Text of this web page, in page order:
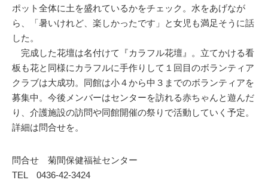
ポット全体に土を盛れているかをチェック。水をあげなが
ら、「暑いけれど、楽しかったです」と女児も満足そうに話
した。
完成した花壇は名付けて『カラフル花壇』。立てかける看
板も花と同様にカラフルに手作りして１回目のボランティア
クラブは大成功。同館は小４から中３までのボランティアを
募集中。今後メンバーはセンターを訪れる赤ちゃんと遊んだ
り、介護施設の訪問や同館開催の祭りで活動していく予定。
詳細は問合せを。
問合せ 菊間保健福祉センター
TEL 0436-42-3424